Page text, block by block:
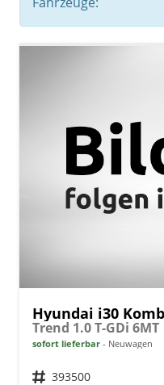
Hyundai i30
Trend 1.0 T-GDi 6MT
sofort lieferbar Neuwagen
Fahrzeugnr. 393500